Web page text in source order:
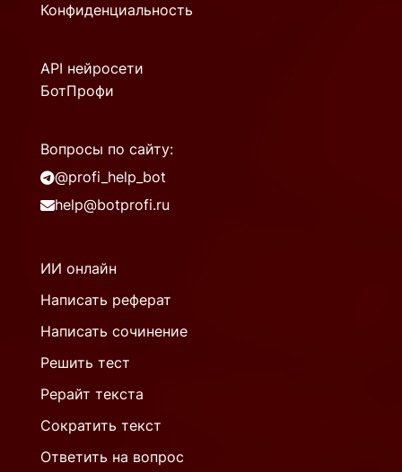
Конфиденциальность
API нейросети
БотПрофи
Вопросы по сайту:
@profi_help_bot
help@botprofi.ru
ИИ онлайн
Написать реферат
Написать сочинение
Решить тест
Рерайт текста
Сократить текст
Ответить на вопрос